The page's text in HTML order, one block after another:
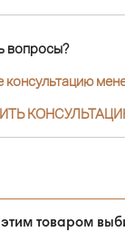
вопросы?
консультацию
товаром